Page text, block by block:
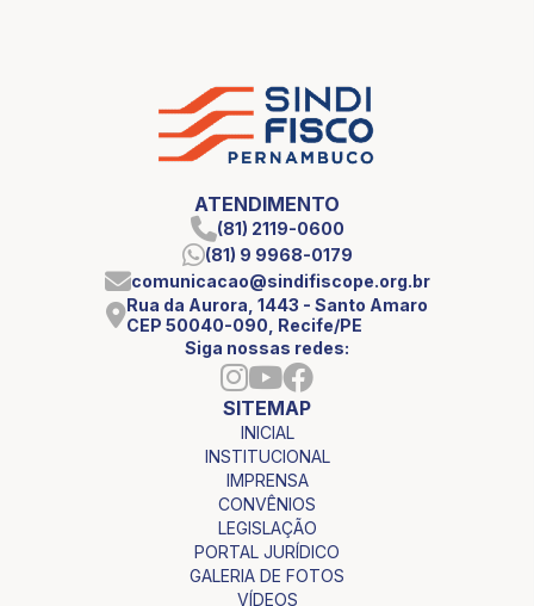
ATENDIMENTO
(81) 2119-0600
(81) 9 9968-0179
comunicacao@sindifiscope.org.br
Rua da Aurora, 1443 - Santo Amaro
CEP 50040-090, Recife/PE
Siga nossas redes:
SITEMAP
INICIAL
INSTITUCIONAL
IMPRENSA
CONVÊNIOS
LEGISLAÇÃO
PORTAL JURÍDICO
GALERIA DE FOTOS
VÍDEOS